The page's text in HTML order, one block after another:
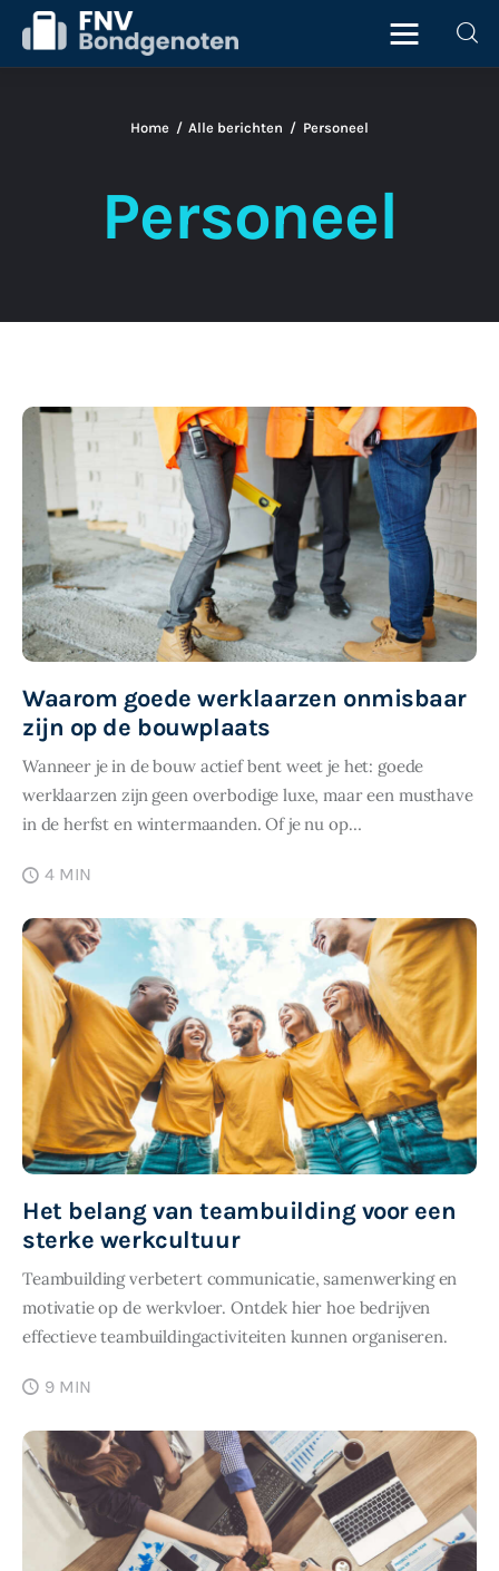
Personeel
Home Alle berichten Personeel
Beurs
Juridisch
Starter
Waarom goede werklaarzen onmisbaar
zijn op de bouwplaats
Wanneer je in de bouw actief bent weet je het: goede
werklaarzen zijn geen overbodige luxe, maar een musthave
in de herfst en wintermaanden. Of je nu op…
SHARE POST
4 MIN
Het belang van teambuilding voor een
sterke werkcultuur
Teambuilding verbetert communicatie, samenwerking en
motivatie op de werkvloer. Ontdek hier hoe bedrijven
effectieve teambuildingactiviteiten kunnen organiseren.
SHARE POST
9 MIN
SHARE POST